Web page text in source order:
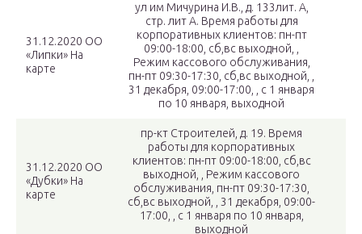
31.12.2020 ОО
«Липки» На
карте
ул им Мичурина И.В., д. 133лит. А,
стр. лит А. Время работы для
корпоративных клиентов: пн-пт
09:00-18:00, сб,вс выходной, ,
Режим кассового обслуживания,
пн-пт 09:30-17:30, сб,вс выходной, ,
31 декабря, 09:00-17:00, , с 1 января
по 10 января, выходной
31.12.2020 ОО
«Дубки» На
карте
пр-кт Строителей, д. 19. Время
работы для корпоративных
клиентов: пн-пт 09:00-18:00, сб,вс
выходной, , Режим кассового
обслуживания, пн-пт 09:30-17:30,
сб,вс выходной, , 31 декабря, 09:00-
17:00, , с 1 января по 10 января,
выходной